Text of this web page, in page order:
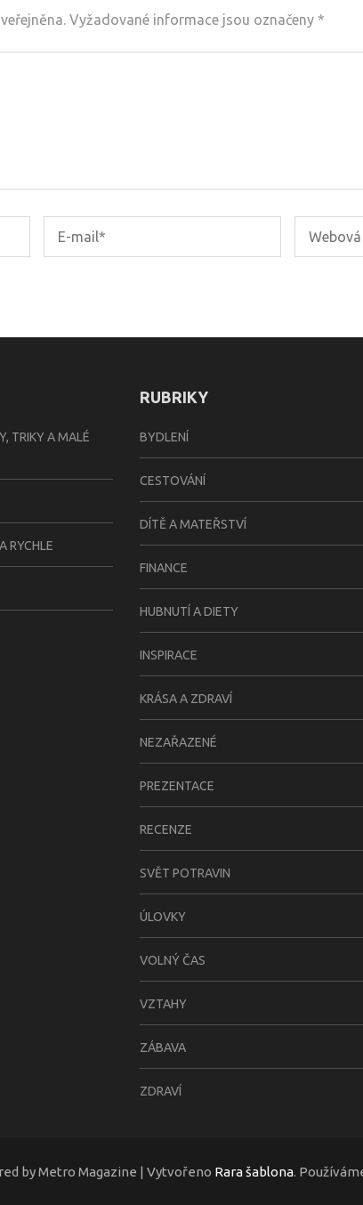
Vyžadované informace jsou označeny *
TRIKY A MALÉ
RYCHLE
RUBRIKY
BYDLENÍ
CESTOVÁNÍ
DÍTĚ A MATEŘSTVÍ
FINANCE
HUBNUTÍ A DIETY
INSPIRACE
KRÁSA A ZDRAVÍ
NEZAŘAZENÉ
PREZENTACE
RECENZE
SVĚT POTRAVIN
ÚLOVKY
VOLNÝ ČAS
VZTAHY
ZÁBAVA
ZDRAVÍ
by Metro Magazine | Vytvořeno Rara šablona.